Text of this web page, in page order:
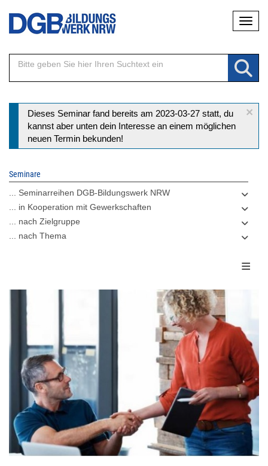
Direkt
Inhalt
×
Statusmeldung
Dieses Seminar fand bereits am 2023-03-27 statt, du
kannst aber unten dein Interesse an einem möglichen
neuen Termin bekunden!
Seminare
... Seminarreihen DGB-Bildungswerk NRW
... in Kooperation mit Gewerkschaften
... nach Zielgruppe
... nach Thema